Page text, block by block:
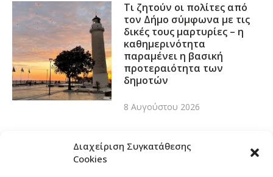
Διαχείριση Συγκατάθεσης
Cookies
Τι ζητούν οι πολίτες από
τον Δήμο σύμφωνα με τις
δικές τους μαρτυρίες – η
καθημερινότητα
παραμένει η βασική
προτεραιότητα των
δημοτών
8 Αυγούστου 2026